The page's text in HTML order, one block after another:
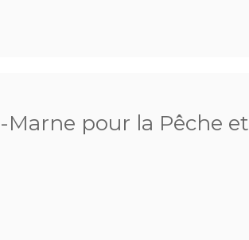
pour la Pêche